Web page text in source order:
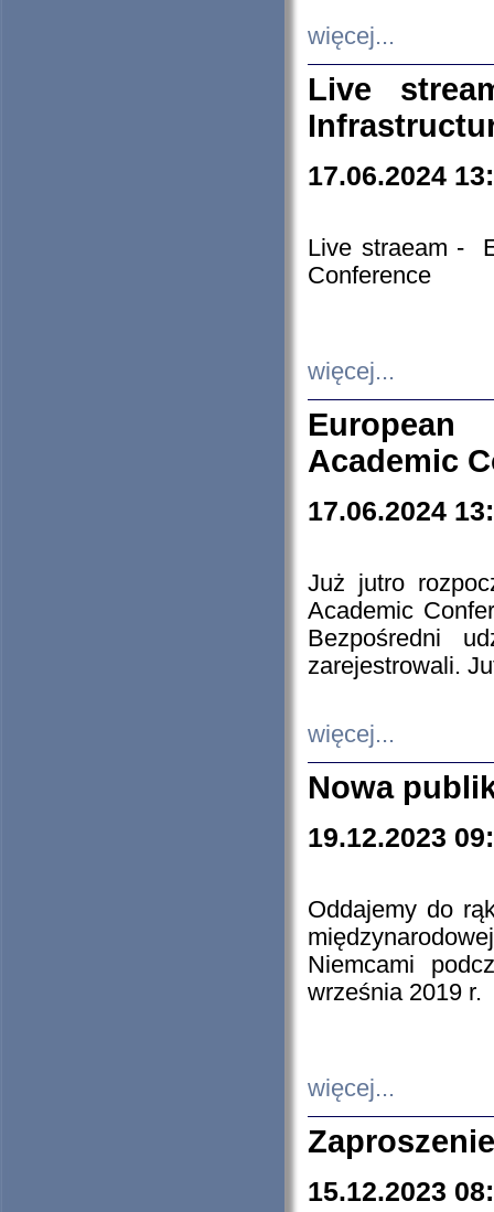
więcej...
Live
17.06.2024
Live straeam -
Conference
więcej...
European
Academic
17.06.2024
Już jutro
Academic
Bezpośredni
zarejestrowali.
więcej...
Nowa
19.12.2023
Oddajemy do
Niemcami
września 2019 r.
więcej...
15.12.2023